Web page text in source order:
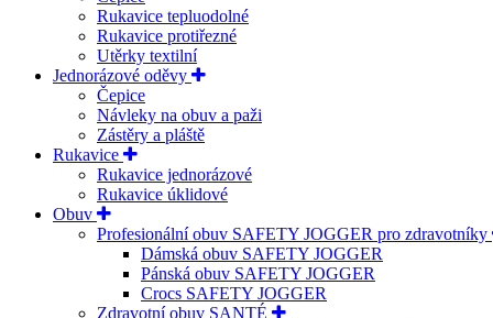
Rukavice tepluodolné
Rukavice protiřezné
Utěrky textilní
Jednorázové oděvy
Čepice
Návleky na obuv a paži
Zástěry a pláště
Rukavice
Rukavice jednorázové
Rukavice úklidové
Obuv
Profesionální obuv SAFETY JOGGER pro zdravotníky
Dámská obuv SAFETY JOGGER
Pánská obuv SAFETY JOGGER
Crocs SAFETY JOGGER
Zdravotní obuv SANTÉ